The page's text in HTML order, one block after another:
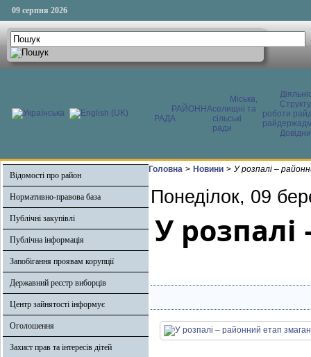
09 серпня 2026
РАЙОННА
РАДА
Міська,
селищні та
сільські
ради
роботи
Відомості про район
Нормативно-правова база
Публічні закупівлі
Публічна інформація
Запобігання проявам корупції
Державний реєстр виборців
Центр зайнятості інформує
Оголошення
Захист прав та інтересів дітей
Головна > Новини > У розпалі –
Понеділок, 09
У